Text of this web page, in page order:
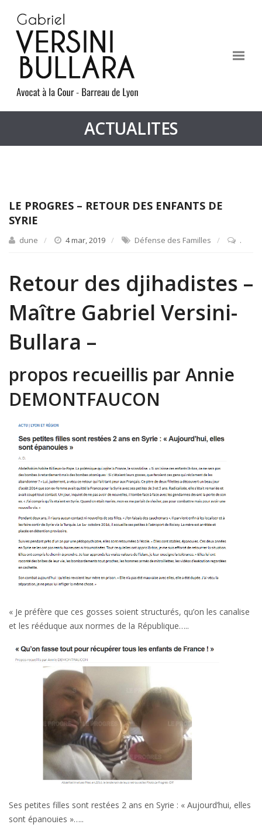
ACTUALITES
LE PROGRES – RETOUR DES ENFANTS DE
SYRIE
dune 4 mar, 2019 Défense des Familles .
Retour des djihadistes –
Maître Gabriel Versini-
Bullara –
propos recueillis par Annie
DEMONTFAUCON
« Je préfère que ces gosses soient structurés, qu’on les canalise
et les rééduque aux normes de la République…..
Ses petites filles sont restées 2 ans en Syrie : « Aujourd’hui, elles
sont épanouies »…..